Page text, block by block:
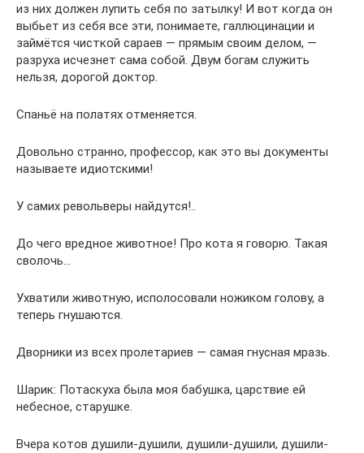
из них должен лупить себя по затылку! И вот когда он
выбьет из себя все эти, понимаете, галлюцинации и
займётся чисткой сараев — прямым своим делом, —
разруха исчезнет сама собой. Двум богам служить
нельзя, дорогой доктор.
Спаньё на полатях отменяется.
Довольно странно, профессор, как это вы документы
называете идиотскими!
У самих револьверы найдутся!..
До чего вредное животное! Про кота я говорю. Такая
сволочь…
Ухватили животную, исполосовали ножиком голову, а
теперь гнушаются.
Дворники из всех пролетариев — самая гнусная мразь.
Шарик: Потаскуха была моя бабушка, царствие ей
небесное, старушке.
Вчера котов душили-душили, душили-душили, душили-